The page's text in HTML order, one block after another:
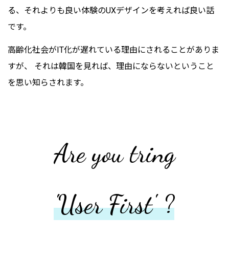
る、それよりも良い体験のUXデザインを考えれば良い話
です。
高齢化社会がIT化が遅れている理由にされることがありま
すが、 それは韓国を見れば、理由にならないということ
を思い知らされます。
Are you tring
'User First' ?